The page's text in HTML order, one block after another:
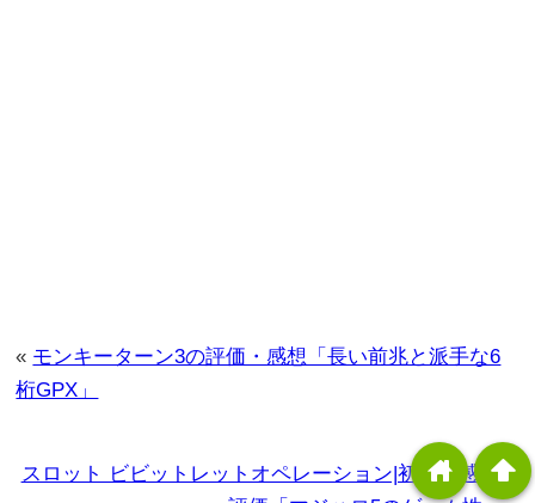
« モンキーターン3の評価・感想「長い前兆と派手な6
桁GPX」
スロット ビビットレットオペレーション|初打ち感想・
arrowup
home